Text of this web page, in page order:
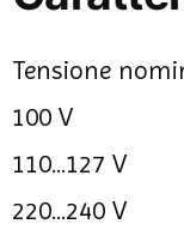
Tensione
100 V
110...127 V
220...240 V